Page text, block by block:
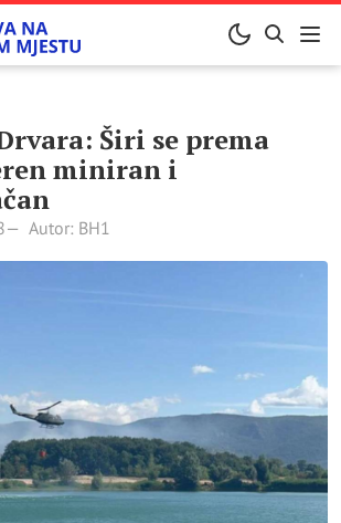
Širi se prema
miniran i
Autor: BH1